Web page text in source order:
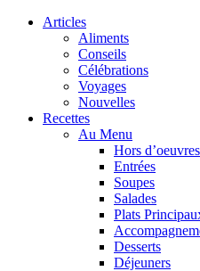
Articles
Aliments
Conseils
Célébrations
Voyages
Nouvelles
Recettes
Au Menu
Hors d’oeuvres
Entrées
Soupes
Salades
Plats
Desserts
Déjeuners